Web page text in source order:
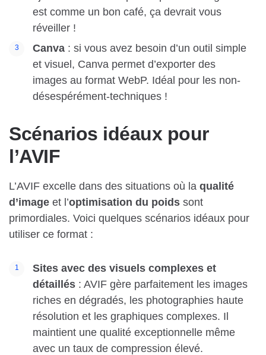
est comme un bon café, ça devrait vous
réveiller !
Canva : si vous avez besoin d’un outil simple
et visuel, Canva permet d’exporter des
images au format WebP. Idéal pour les non-
désespérément-techniques !
Scénarios idéaux pour
l’AVIF
L’AVIF excelle dans des situations où la qualité
d’image et l’optimisation du poids sont
primordiales. Voici quelques scénarios idéaux pour
utiliser ce format :
Sites avec des visuels complexes et
détaillés : AVIF gère parfaitement les images
riches en dégradés, les photographies haute
résolution et les graphiques complexes. Il
maintient une qualité exceptionnelle même
avec un taux de compression élevé.